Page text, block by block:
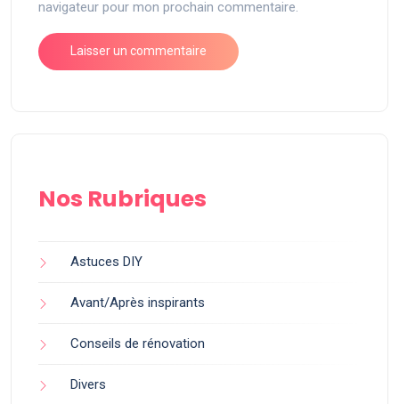
navigateur pour mon prochain commentaire.
Nos Rubriques
Astuces DIY
Avant/Après inspirants
Conseils de rénovation
Divers